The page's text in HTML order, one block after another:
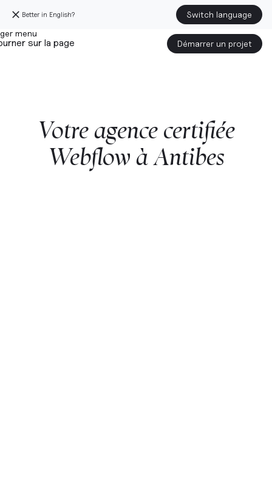
Better in English? Switch language
sur la page Démarrer un projet
Votreagence certifiée
Webflow àAntibes